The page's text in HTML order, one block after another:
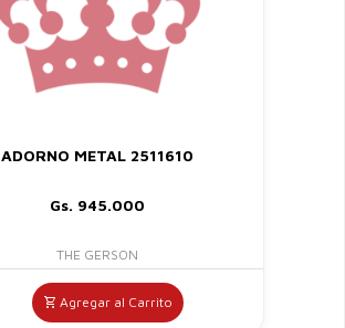
ADORNO METAL 2511610
Gs. 945.000
THE GERSON
Agregar al Carrito